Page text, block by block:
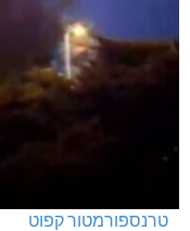
טרנספורמטור קפוט